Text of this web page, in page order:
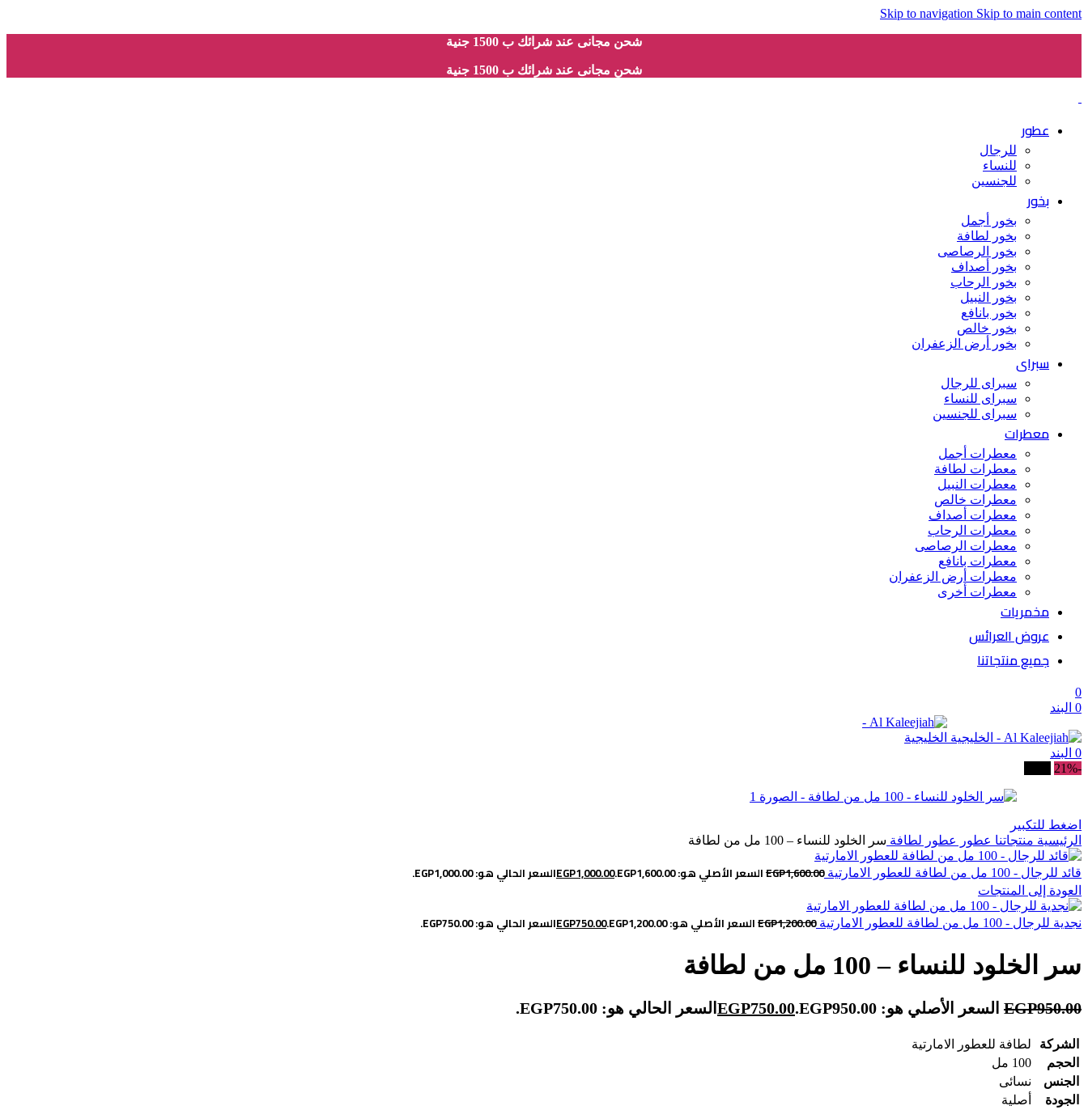
Skip to navigation Skip to main content
شحن مجانى عند شرائك ب 1500 جنية
شحن مجانى عند شرائك ب 1500 جنية
عطور
للرجال
للنساء
للجنسين
بخور
بخور أجمل
بخور لطافة
بخور الرصاصى
بخور أصداف
بخور الرحاب
بخور النبيل
بخور بانافع
بخور خالص
بخور أرض الزعفران
سبراى
سبراى للرجال
سبراى للنساء
سبراى للجنسين
معطرات
معطرات أجمل
معطرات لطافة
معطرات النبيل
معطرات خالص
معطرات أصداف
معطرات الرحاب
معطرات الرصاصى
معطرات بانافع
معطرات أرض الزعفران
معطرات أخرى
مخمريات
عروض العرائس
جميع منتجاتنا
0
0 البند
0 البند
-21%
اضغط للتكبير
الرئيسية منتجاتنا عطور عطور لطافة سر الخلود للنساء – 100 مل من لطافة
قائد للرجال - 100 مل من لطافة للعطور الامارتية EGP1,600.00 السعر الأصلي هو: EGP1,600.00. EGP1,000.00 السعر الحالي هو: EGP1,000.00.
العودة إلى المنتجات
نجدية للرجال - 100 مل من لطافة للعطور الامارتية EGP1,200.00 السعر الأصلي هو: EGP1,200.00. EGP750.00 السعر الحالي هو: EGP750.00.
سر الخلود للنساء – 100 مل من لطافة
EGP950.00 السعر الأصلي هو: EGP950.00. EGP750.00 السعر الحالي هو: EGP750.00.
الشركة
لطافة للعطور الامارتية
الحجم
100 مل
الجنس
نسائى
الجودة
أصلية